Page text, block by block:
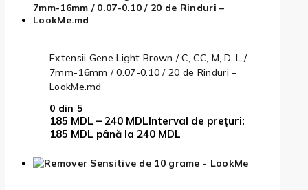
Extensii Gene Light Brown / C, CC, M, D, L /
7mm-16mm / 0.07-0.10 / 20 de Rinduri –
LookMe.md
0 din 5
185 MDL – 240 MDLInterval de prețuri:
185 MDL până la 240 MDL